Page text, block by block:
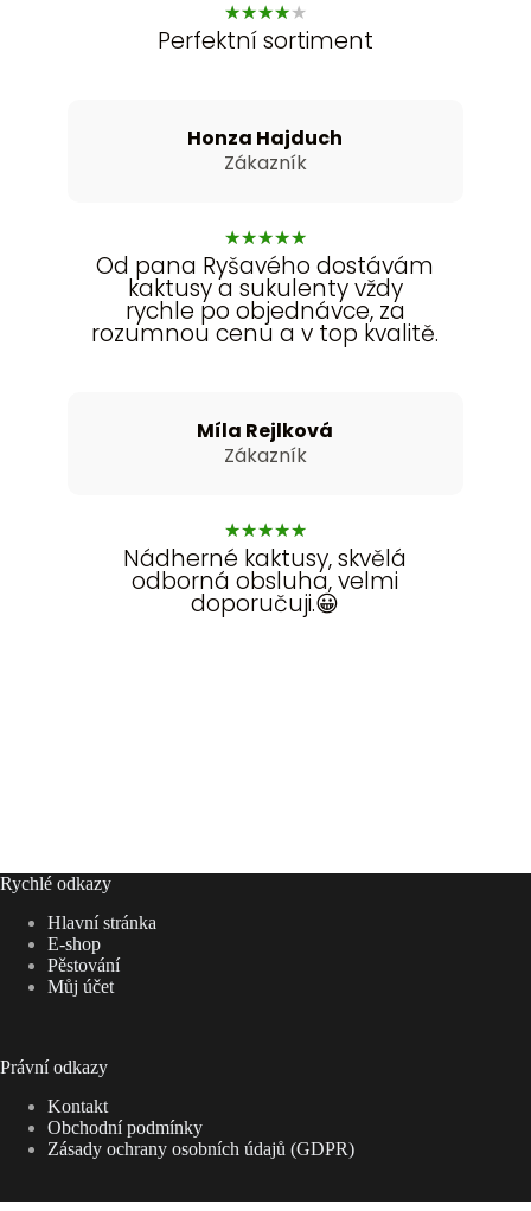
★★★★★
Perfektní sortiment
Honza Hajduch
Zákazník
★★★★★
Od pana Ryšavého dostávám
kaktusy a sukulenty vždy
rychle po objednávce, za
rozumnou cenu a v top kvalitě.
Míla Rejlková
Zákazník
★★★★★
Nádherné kaktusy, skvělá
odborná obsluha, velmi
doporučuji.😀
Rychlé odkazy
Hlavní stránka
E-shop
Pěstování
Můj účet
Právní odkazy
Kontakt
Obchodní podmínky
Zásady ochrany osobních údajů (GDPR)